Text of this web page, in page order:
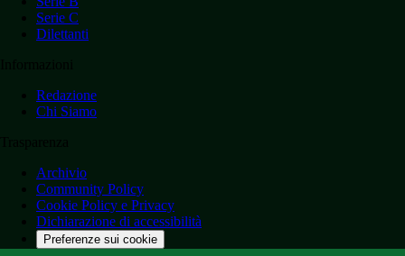
Serie C
Dilettanti
Redazione
Chi Siamo
Archivio
Community Policy
Cookie Policy e Privacy
Dichiarazione di accessibilità
Preferenze sui cookie